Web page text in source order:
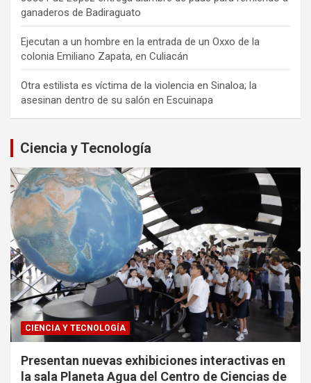
ganaderos de Badiraguato
Ejecutan a un hombre en la entrada de un Oxxo de la
colonia Emiliano Zapata, en Culiacán
Otra estilista es víctima de la violencia en Sinaloa; la
asesinan dentro de su salón en Escuinapa
Ciencia y Tecnología
CIENCIA Y TECNOLOGÍA
Presentan nuevas exhibiciones interactivas en
la sala Planeta Agua del Centro de Ciencias de